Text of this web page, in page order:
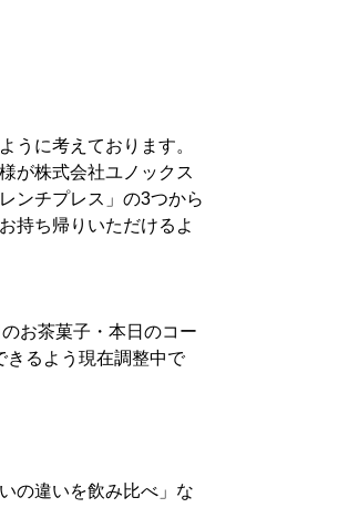
うに考えております。
が株式会社ユノックス
ンチプレス」の3つから
持ち帰りいただけるよ
お茶菓子・本日のコー
きるよう現在調整中で
の違いを飲み比べ」な